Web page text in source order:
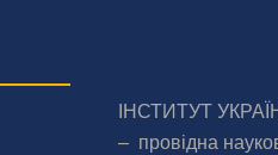
ІНСТИТУТ
– провідна